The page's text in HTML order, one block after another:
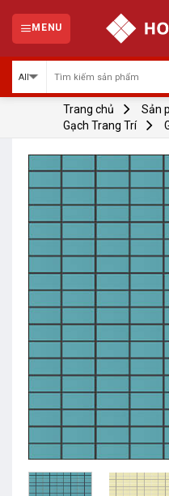
content
MENU
Trang chủ
Sản
Gạch Trang Trí